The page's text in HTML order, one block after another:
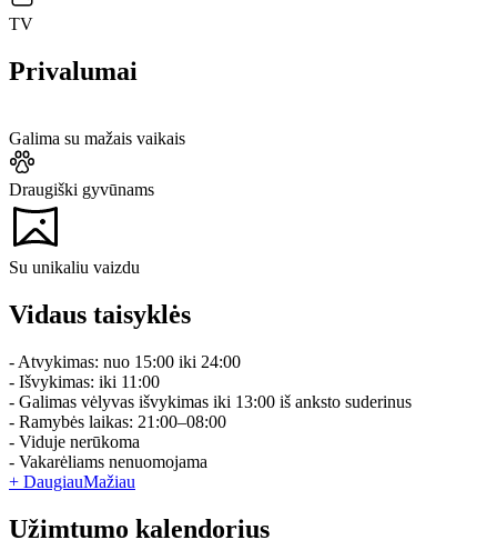
TV
Privalumai
Galima su mažais vaikais
Draugiški gyvūnams
Su unikaliu vaizdu
Vidaus taisyklės
- Atvykimas: nuo 15:00 iki 24:00
- Išvykimas: iki 11:00
- Galimas vėlyvas išvykimas iki 13:00 iš anksto suderinus
- Ramybės laikas: 21:00–08:00
- Viduje nerūkoma
- Vakarėliams nenuomojama
+ DaugiauMažiau
Užimtumo kalendorius